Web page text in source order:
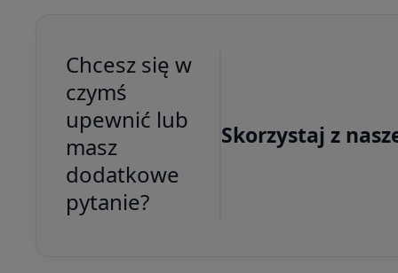
Chcesz się w
czymś
upewnić lub
masz
dodatkowe
pytanie?
Skorzystaj z